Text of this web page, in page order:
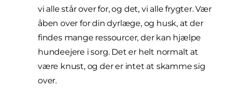
vi alle står over for, og det, vi alle frygter. Vær
åben over for din dyrlæge, og husk, at der
findes mange ressourcer, der kan hjælpe
hundeejere i sorg. Det er helt normalt at
være knust, og der er intet at skamme sig
over.